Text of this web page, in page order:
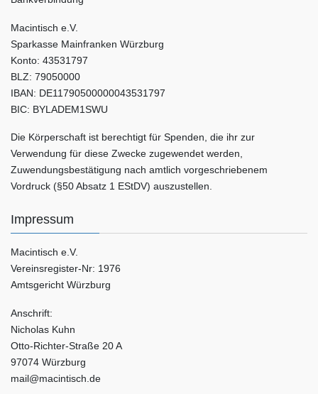
Macintisch e.V.
Sparkasse Mainfranken Würzburg
Konto: 43531797
BLZ: 79050000
IBAN: DE11790500000043531797
BIC: BYLADEM1SWU
Die Körperschaft ist berechtigt für Spenden, die ihr zur
Verwendung für diese Zwecke zugewendet werden,
Zuwendungsbestätigung nach amtlich vorgeschriebenem
Vordruck (§50 Absatz 1 EStDV) auszustellen.
Impressum
Macintisch e.V.
Vereinsregister-Nr: 1976
Amtsgericht Würzburg
Anschrift:
Nicholas Kuhn
Otto-Richter-Straße 20 A
97074 Würzburg
mail@macintisch.de